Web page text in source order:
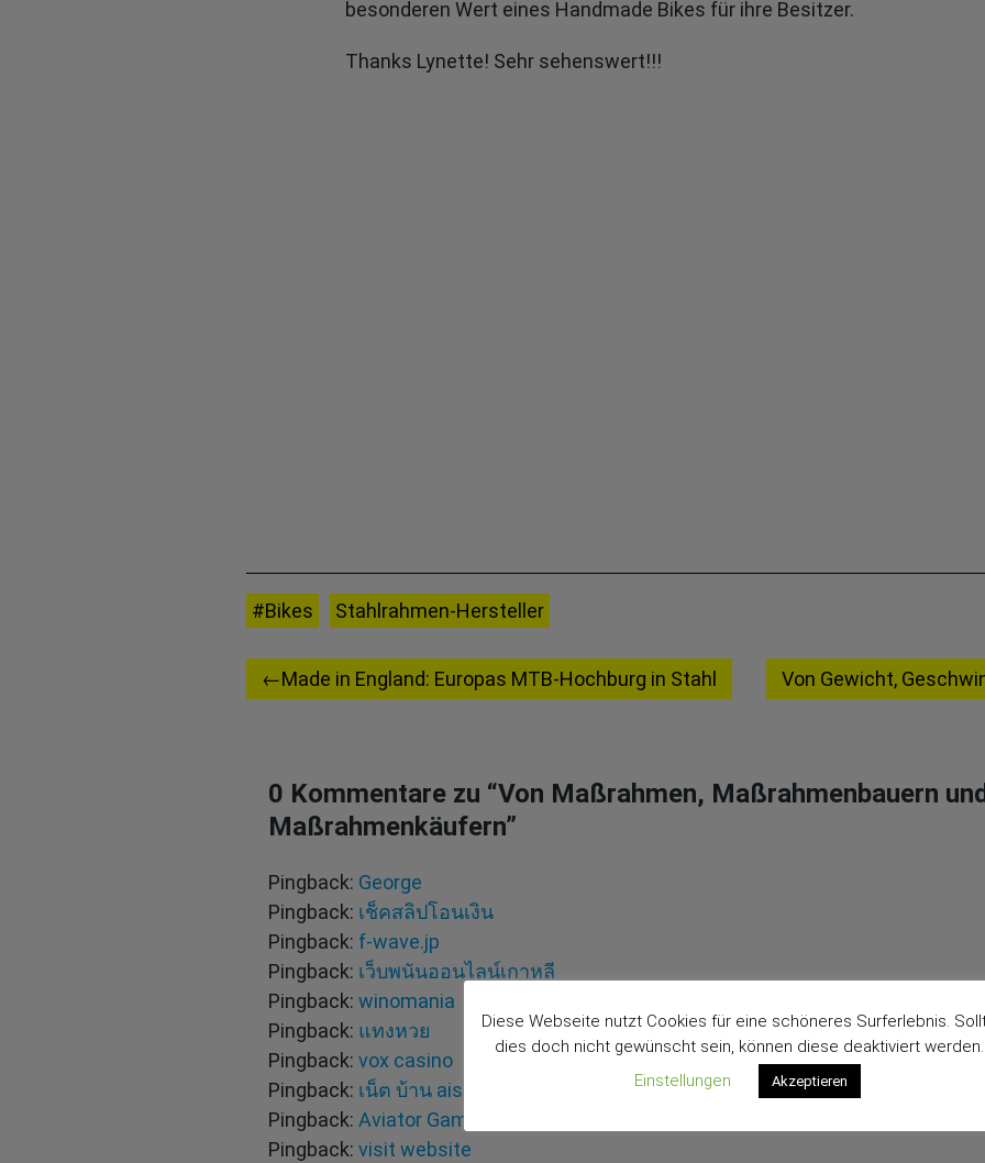
besonderen Wert eines Handmade Bikes für ihre Besitzer.
Thanks Lynette! Sehr sehenswert!!!
#Bikes Stahlrahmen-Hersteller
Beitragsnavigation
Made in England: Europas MTB-Hochburg in Stahl Von Gewicht,
0 Kommentare zu “Von Maßrahmen, Maßrahmenbauern und
Maßrahmenkäufern”
Pingback: George
Pingback: เช็คสลิปโอนเงิน
Pingback: f-wave.jp
Pingback: เว็บพนันออนไลน์เกาหลี
Pingback: winomania
Pingback: แทงหวย
Pingback: vox casino
Pingback: เน็ต บ้าน ais
Pingback: Aviator Game
Pingback: visit website
Diese Webseite nutzt Cookies für eine schöneres Surferlebnis.
dies doch nicht gewünscht sein, können diese deaktiviert werden.
Einstellungen
Akzeptieren